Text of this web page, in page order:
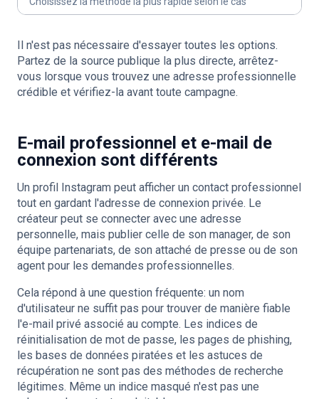
Il n'est pas nécessaire d'essayer toutes les options.
Partez de la source publique la plus directe, arrêtez-
vous lorsque vous trouvez une adresse professionnelle
crédible et vérifiez-la avant toute campagne.
E-mail professionnel et e-mail de
connexion sont différents
Un profil Instagram peut afficher un contact professionnel
tout en gardant l'adresse de connexion privée. Le
créateur peut se connecter avec une adresse
personnelle, mais publier celle de son manager, de son
équipe partenariats, de son attaché de presse ou de son
agent pour les demandes professionnelles.
Cela répond à une question fréquente: un nom
d'utilisateur ne suffit pas pour trouver de manière fiable
l'e-mail privé associé au compte. Les indices de
réinitialisation de mot de passe, les pages de phishing,
les bases de données piratées et les astuces de
récupération ne sont pas des méthodes de recherche
légitimes. Même un indice masqué n'est pas une